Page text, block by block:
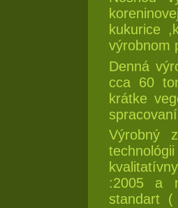
kukurice
výrobnom
Denná
cca 60
krátke
Výrobný
:2005 a
standart (